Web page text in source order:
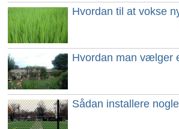
Hvordan til at vokse
Hvordan man vælger
Sådan installere